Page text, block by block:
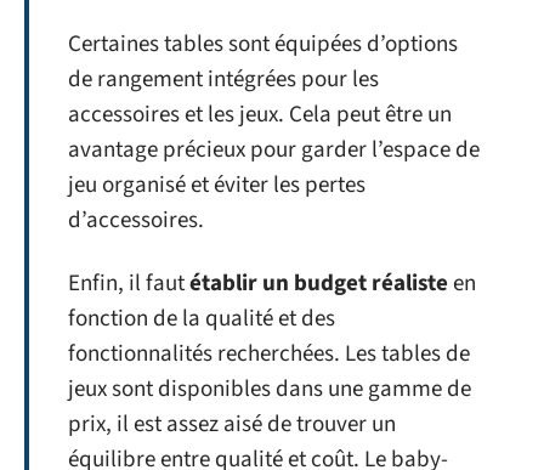
Certaines tables sont équipées d’options
de rangement intégrées pour les
accessoires et les jeux. Cela peut être un
avantage précieux pour garder l’espace de
jeu organisé et éviter les pertes
d’accessoires.
Enfin, il fautétablir un budget réalisteen
fonction de la qualité et des
fonctionnalités recherchées. Les tables de
jeux sont disponibles dans une gamme de
prix, il est assez aisé de trouver un
équilibre entre qualité et coût. Le baby-